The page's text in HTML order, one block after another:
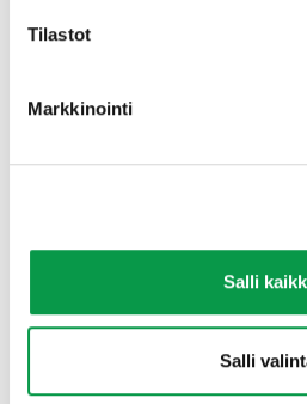
Tilastot
Markkinointi
Salli
Salli
”Asiantuntevaa, ulkopuolinen
tutkimustyön hyödyntäminen,
”Tapiolla pitkät perinteet ja
”Tapio on itsenäinen toimija,
intressiä sen tiedon
”He ovat eri organisaatioista